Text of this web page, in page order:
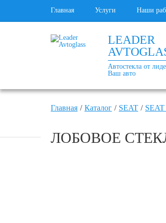
Главная Услуги Наши
LEADER
Автостекла от
Ваш авто
Главная Каталог SEAT SEAT
ЛОБОВОЕ